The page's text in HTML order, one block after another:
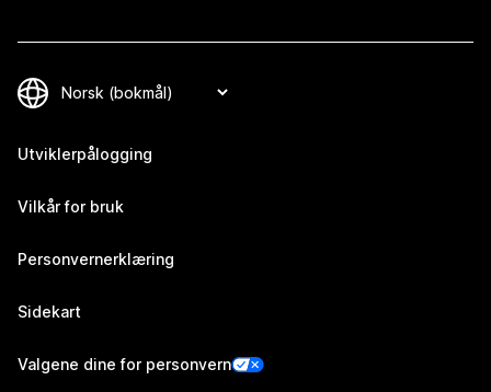
Utviklerpålogging
Vilkår for bruk
Personvernerklæring
Sidekart
Valgene dine for personvern